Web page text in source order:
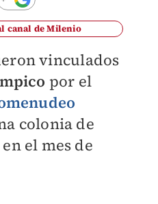
canal de Milenio
vinculados
por el
colonia de
en el mes de